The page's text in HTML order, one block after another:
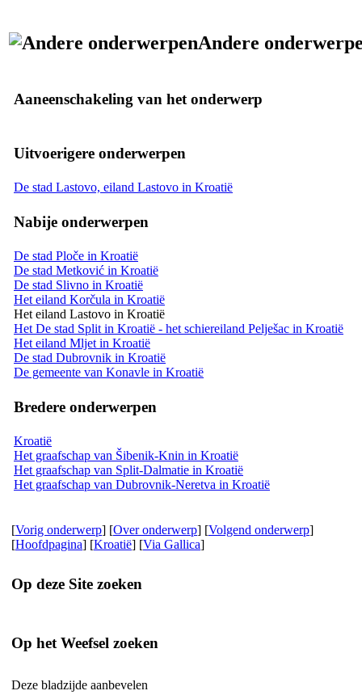
Andere
Aaneenschakeling van het onderwerp
Uitvoerigere onderwerpen
De stad Lastovo, eiland Lastovo in Kroatië
Nabije onderwerpen
De stad Ploče in Kroatië
De stad Metković in Kroatië
De stad Slivno in Kroatië
Het eiland Korčula in Kroatië
Het eiland Lastovo in Kroatië
Het De stad Split in Kroatië - het schiereiland Pelješac in Kroatië
Het eiland Mljet in Kroatië
De stad Dubrovnik in Kroatië
De gemeente van Konavle in Kroatië
Bredere onderwerpen
Kroatië
Het graafschap van Šibenik-Knin in Kroatië
Het graafschap van Split-Dalmatie in Kroatië
Het graafschap van Dubrovnik-Neretva in Kroatië
[Vorig onderwerp] [Over onderwerp] [Volgend onderwerp]
[Hoofdpagina] [Kroatië] [Via Gallica]
Op deze Site zoeken
Op het Weefsel zoeken
Deze bladzijde aanbevelen